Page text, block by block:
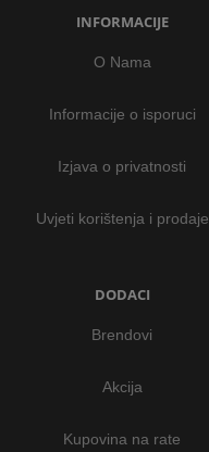
INFORMACIJE
O Nama
Informacije o isporuci
Izjava o privatnosti
Uvjeti korištenja i prodaje
DODACI
Brendovi
Akcija
Kupovina na rate